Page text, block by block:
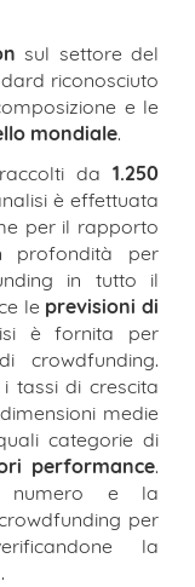
sul settore del
riconosciuto
e le
mondiale.
da 1.250
è effettuata
per il rapporto
profondità per
in tutto il
le previsioni di
è fornita per
crowdfunding.
tassi di crescita
medie
categorie di
performance.
numero e la
per
la